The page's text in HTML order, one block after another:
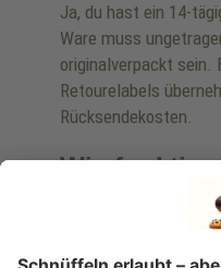
Ja, du hast ein 14-
Ware muss
originalverpackt sein.
Retourelabels
Rücksendekosten.
Wie
Bitte fülle das